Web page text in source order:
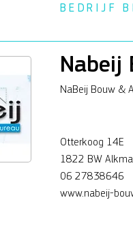
BEDRIJF
Nabeij
NaBeij Bouw &
Otterkoog 14E
1822 BW
06 27838646
www.nabeij-